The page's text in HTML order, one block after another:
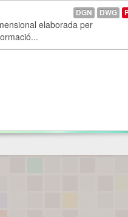
elaborada per
DGN DWG